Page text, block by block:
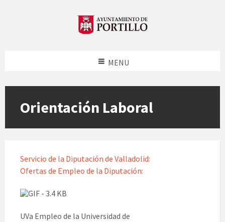
MENU
Orientación Laboral
Servicio de la Diputación de Valladolid:
Ofertas de Empleo de la Diputación:
UVa Empleo de la Universidad de